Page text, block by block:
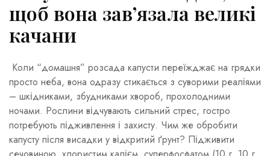
щоб вона зав’язала великі
качани
Коли “домашня” розсада капусти переїжджає на грядки
просто неба, вона одразу стикається з суворими реаліями
– шкідниками, збудниками хвороб, прохолодними
ночами. Рослини відчувають сильний стрес, гостро
потребують підживлення і захисту. Чим же обробити
капусту після висадки у відкритий ґрунт? Підживити